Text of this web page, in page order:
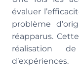
évaluer
problème
réapparus.
réalisation
d’expériences.